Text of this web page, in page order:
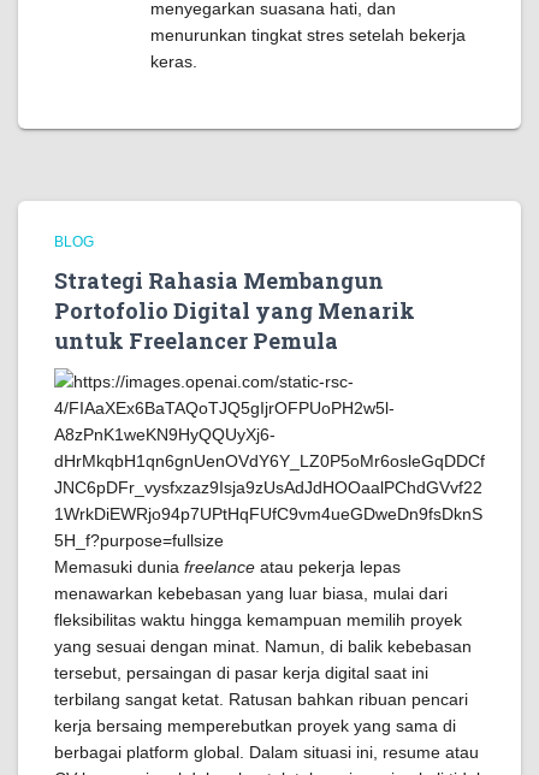
menyegarkan suasana hati, dan
menurunkan tingkat stres setelah bekerja
keras.
BLOG
Strategi Rahasia Membangun
Portofolio Digital yang Menarik
untuk Freelancer Pemula
Memasuki dunia freelance atau pekerja lepas
menawarkan kebebasan yang luar biasa, mulai dari
fleksibilitas waktu hingga kemampuan memilih proyek
yang sesuai dengan minat. Namun, di balik kebebasan
tersebut, persaingan di pasar kerja digital saat ini
terbilang sangat ketat. Ratusan bahkan ribuan pencari
kerja bersaing memperebutkan proyek yang sama di
berbagai platform global. Dalam situasi ini, resume atau